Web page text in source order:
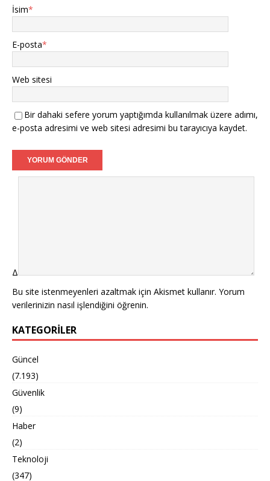
İsim*
E-posta*
Web sitesi
Bir dahaki sefere yorum yaptığımda kullanılmak üzere adımı,
e-posta adresimi ve web sitesi adresimi bu tarayıcıya kaydet.
Δ
Bu site istenmeyenleri azaltmak için Akismet kullanır. Yorum
verilerinizin nasıl işlendiğini öğrenin.
KATEGORILER
Güncel
(7.193)
Güvenlik
(9)
Haber
(2)
Teknoloji
(347)